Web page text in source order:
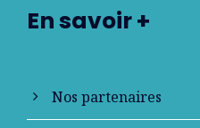
En savoir +
Nos partenaires